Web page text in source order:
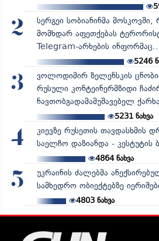
2
სერგეი სობიანინმა მოსკოვში,
მომხდარ აფეთქებას
Telegram-არხების
5246
3
ვოლოდიმირ ზელენსკის
რუსული კონტეინერმზიდი
ნავთობგადამამუშავებელ
5231ნახვა
4
კიევზე რუსეთის თავდასხმის
საელჩო დაზიანდა - კესტუტის
4864ნახვა
5
უკრაინის ძალებმა
სამხედრო ობიექტებზე
4803ნახვა